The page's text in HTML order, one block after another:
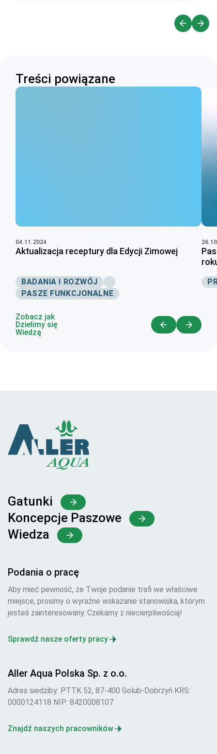
Treści powiązane
04.11.2024
Aktualizacja receptury dla Edycji Zimowej
BADANIA I ROZWÓJ
PASZE FUNKCJONALNE
Zobacz jak
Dzielimy się
Wiedzą
Gatunki
Koncepcje Paszowe
Wiedza
Podania o pracę
Aby mieć pewność, że Twoje podanie trafi we właściwe
miejsce, prosimy o wyraźne wskazanie stanowiska, którym
jesteś zainteresowany. Czekamy z niecierpliwością!
Sprawdź nasze oferty pracy
Aller Aqua Polska Sp. z o.o.
Adres siedziby: PTTK 52, 87-400 Golub-Dobrzyń KRS:
0000124118 NIP: 8420008107
Znajdź naszych pracowników